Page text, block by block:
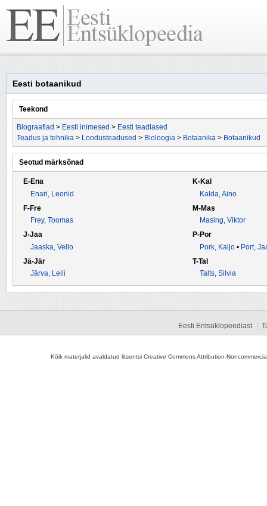
Eesti botaanikud
Teekond
Biograafiad > Eesti inimesed > Eesti teadlased
Teadus ja tehnika > Loodusteadused > Bioloogia > Botaanika > Botaanikud
Seotud märksõnad
E-Ena
Enari, Leonid
F-Fre
Frey, Toomas
J-Jaa
Jaaska, Vello
Jä-Jär
Järva, Leili
K-Kal
Kalda, Aino
M-Mas
Masing, Viktor
P-Por
Pork, Kaljo • Port,
T-Tal
Talts, Silvia
Eesti Entsüklopeediast
Kõik materjalid avaldatud litsentsi Creative Commons Attribution-